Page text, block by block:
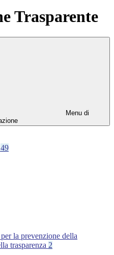
Trasparente
Menu di
49
la prevenzione della
trasparenza 2